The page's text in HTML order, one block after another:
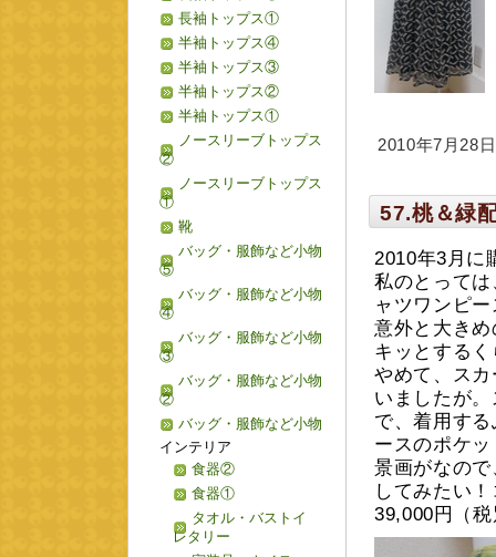
2010年7月28
57.桃＆緑
2010年3月に
私のとって
ャツワンピ
意外と大き
キッとする
やめて、ス
いましたが
で、着用す
ースのポケ
景画がなの
してみたい
39,000円（
長袖トップス①
半袖トップス④
半袖トップス③
半袖トップス②
半袖トップス①
ノースリーブトップス
②
ノースリーブトップス
①
靴
バッグ・服飾など小物
⑤
バッグ・服飾など小物
④
バッグ・服飾など小物
③
バッグ・服飾など小物
②
バッグ・服飾など小物
インテリア
食器②
食器①
タオル・バストイ
レタリー